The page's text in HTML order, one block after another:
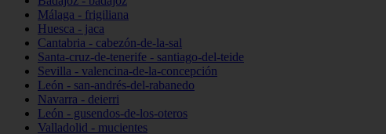
Málaga - frigiliana
Huesca - jaca
Cantabria - cabezón-de-la-sal
Santa-cruz-de-tenerife - santiago-del-teide
Sevilla - valencina-de-la-concepción
León - san-andrés-del-rabanedo
Navarra - deierri
León - gusendos-de-los-oteros
Valladolid - mucientes